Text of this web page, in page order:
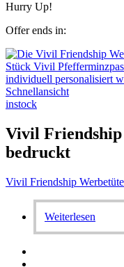
Hurry Up!
Offer ends in:
Schnellansicht
instock
Vivil
bedruckt
Vivil Friendship
Weiterlesen